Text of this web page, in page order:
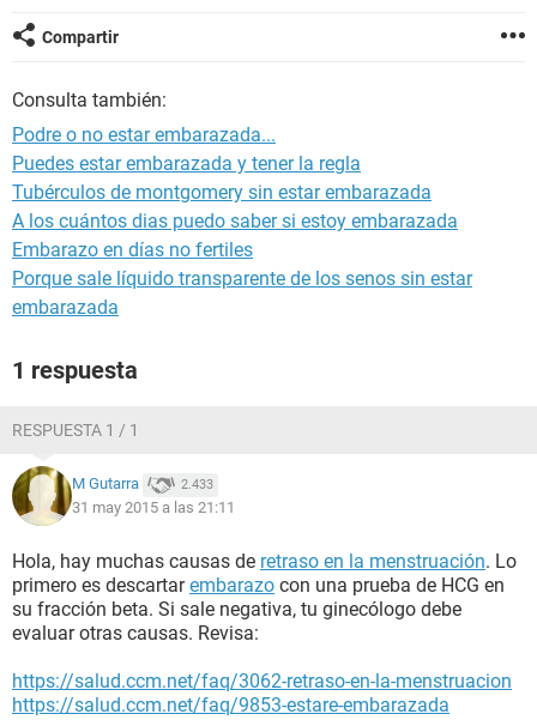
Compartir
Consulta también:
Podre o no estar embarazada...
Puedes estar embarazada y tener la regla
Tubérculos de montgomery sin estar embarazada
A los cuántos dias puedo saber si estoy embarazada
Embarazo en días no fertiles
Porque sale líquido transparente de los senos sin estar
embarazada
1 respuesta
RESPUESTA 1 / 1
M Gutarra 2.433
31 may 2015 a las 21:11
Hola, hay muchas causas de retraso en la menstruación. Lo
primero es descartarembarazo con una prueba de HCG en
su fracción beta. Si sale negativa, tu ginecólogo debe
evaluar otras causas. Revisa:
https://salud.ccm.net/faq/3062-retraso-en-la-menstruacion
https://salud.ccm.net/faq/9853-estare-embarazada